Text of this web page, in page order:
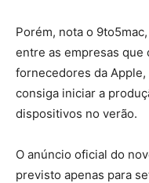
Porém, nota o
entre as empresas que
fornecedores da
consiga iniciar a
dispositivos no verão.
O anúncio oficial do
previsto apenas para